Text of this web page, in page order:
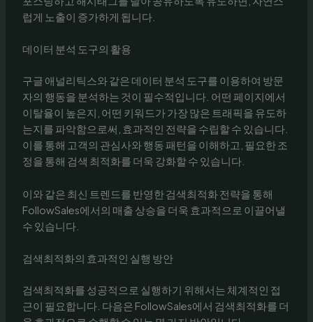
럽게 노출이 증가하게 됩니다.
데이터 분석 도구의 활용
구글 애널리틱스와 같은 데이터 분석 도구를 이용하여 방문
자의 행동을 분석하는 것이 필수적입니다. 어떤 페이지에서
이탈율이 높은지, 어떤 키워드가 가장 많은 트래픽을 유도하
는지를 파악함으로써, 효과적인 전략을 수립할 수 있습니다.
이를 통해 고객의 관심사와 행동 패턴을 이해하고, 필요한 조
정을 통해 검색 최적화를 더욱 강화할 수 있습니다.
이와 같은 최신 트렌드를 반영한 검색최적화 전략을 통해
FollowSales에서의 매출 상승을 더욱 효과적으로 이끌어낼
수 있습니다.
검색최적화의 효과적인 실행 방안
검색최적화를 성공적으로 실행하기 위해서는 체계적인 접
근이 필요합니다. 다음은 FollowSales에서 검색최적화를 더